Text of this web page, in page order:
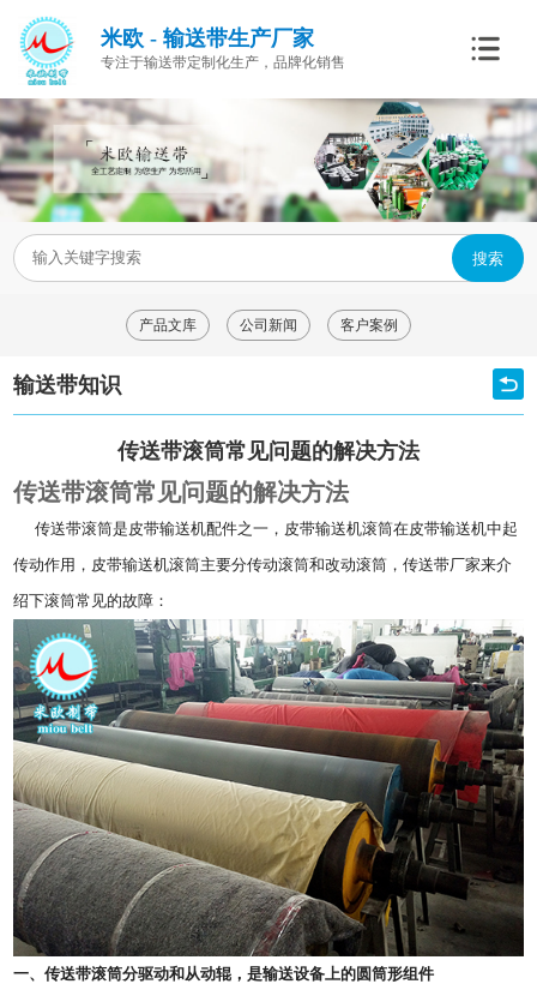
米欧 - 输送带生产厂家
专注于输送带定制化生产，品牌化销售
搜索
产品文库 公司新闻 客户案例
输送带知识
传送带滚筒常见问题的解决方法
传送带滚筒常见问题的解决方法
传送带滚筒是皮带输送机配件之一，皮带输送机滚筒在皮带输送机中起
传动作用，皮带输送机滚筒主要分传动滚筒和改动滚筒，传送带厂家来介
绍下滚筒常见的故障：
一、传送带滚筒分驱动和从动辊，是输送设备上的圆筒形组件